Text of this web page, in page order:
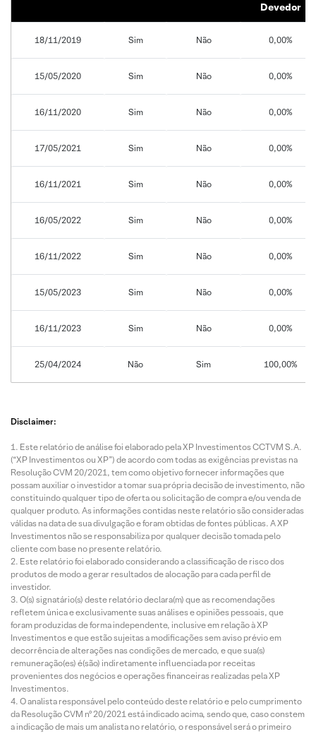
Devedor
18/11/2019 Sim Não 0,00%
15/05/2020 Sim Não 0,00%
16/11/2020 Sim Não 0,00%
17/05/2021 Sim Não 0,00%
16/11/2021 Sim Não 0,00%
16/05/2022 Sim Não 0,00%
16/11/2022 Sim Não 0,00%
15/05/2023 Sim Não 0,00%
16/11/2023 Sim Não 0,00%
25/04/2024 Não Sim 100,00%
Disclaimer:
Este relatório de análise foi elaborado pela XP Investimentos CCTVM S.A.
(“XP Investimentos ou XP”) de acordo com todas as exigências previstas na
Resolução CVM 20/2021, tem como objetivo fornecer informações que
possam auxiliar o investidor a tomar sua própria decisão de investimento, não
constituindo qualquer tipo de oferta ou solicitação de compra e/ou venda de
qualquer produto. As informações contidas neste relatório são consideradas
válidas na data de sua divulgação e foram obtidas de fontes públicas. A XP
Investimentos não se responsabiliza por qualquer decisão tomada pelo
cliente com base no presente relatório.
Este relatório foi elaborado considerando a classificação de risco dos
produtos de modo a gerar resultados de alocação para cada perfil de
investidor.
O(s) signatário(s) deste relatório declara(m) que as recomendações
refletem única e exclusivamente suas análises e opiniões pessoais, que
foram produzidas de forma independente, inclusive em relação à XP
Investimentos e que estão sujeitas a modificações sem aviso prévio em
decorrência de alterações nas condições de mercado, e que sua(s)
remuneração(es) é(são) indiretamente influenciada por receitas
provenientes dos negócios e operações financeiras realizadas pela XP
Investimentos.
O analista responsável pelo conteúdo deste relatório e pelo cumprimento
da Resolução CVM nº 20/2021 está indicado acima, sendo que, caso constem
a indicação de mais um analista no relatório, o responsável será o primeiro